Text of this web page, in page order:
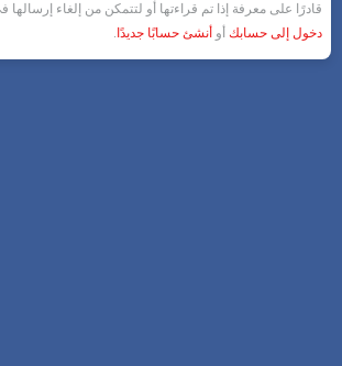
قادرًا على معرفة إذا تم قراءتها أو لتتمكن من إلغاء
دخول إلى حسابك أو أنشئ حسابًا جديدًا .